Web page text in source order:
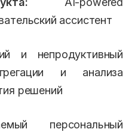
ассистент
и непродуктивный
и анализа
решений
персональный